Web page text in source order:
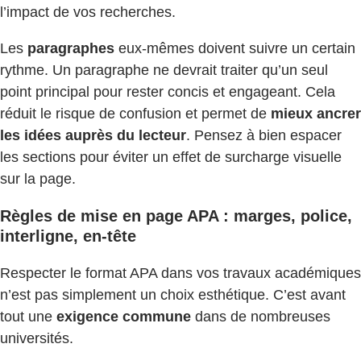
l’impact de vos recherches.
Les paragraphes eux-mêmes doivent suivre un certain
rythme. Un paragraphe ne devrait traiter qu’un seul
point principal pour rester concis et engageant. Cela
réduit le risque de confusion et permet de mieux ancrer
les idées auprès du lecteur. Pensez à bien espacer
les sections pour éviter un effet de surcharge visuelle
sur la page.
Règles de mise en page APA : marges, police,
interligne, en-tête
Respecter le format APA dans vos travaux académiques
n’est pas simplement un choix esthétique. C’est avant
tout une exigence commune dans de nombreuses
universités.